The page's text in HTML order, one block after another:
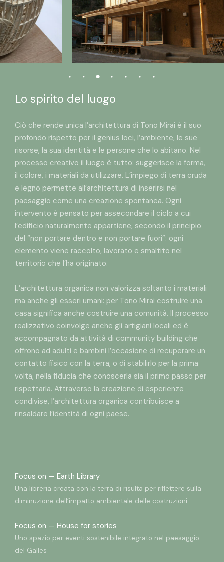
Lo spirito del luogo
Ciò che rende unica l’architettura di Tono Mirai è il suo
profondo rispetto per il genius loci, l’ambiente, le sue
risorse, la sua identità e le persone che lo abitano. Nel
processo creativo il luogo è tutto: suggerisce la forma,
il colore, i materiali da utilizzare. L’impiego di terra cruda
e legno permette all’architettura di inserirsi nel
paesaggio come una creazione spontanea. Ogni
intervento è pensato per assecondare il ciclo a cui
l’edificio naturalmente appartiene, secondo il principio
del “non portare dentro e non portare fuori”: ogni
elemento viene raccolto, lavorato e smaltito nel
territorio che l’ha originato.
L’architettura organica non valorizza soltanto i materiali
ma anche gli esseri umani: per Tono Mirai costruire una
casa significa anche costruire una comunità. Il processo
realizzativo coinvolge anche gli artigiani locali ed è
accompagnato da attività di community building che
offrono ad adulti e bambini l’occasione di recuperare un
contatto fisico con la terra, o di stabilirlo per la prima
volta, nella fiducia che conoscerla sia il primo passo per
rispettarla. Attraverso la creazione di esperienze
condivise, l’architettura organica contribuisce a
rinsaldare l’identità di ogni paese.
Focus on — Earth Library
Una libreria creata con la terra di risulta per riflettere sulla
diminuzione dell’impatto ambientale delle costruzioni
Focus on — House for stories
Uno spazio per eventi sostenibile integrato nel paesaggio
del Galles